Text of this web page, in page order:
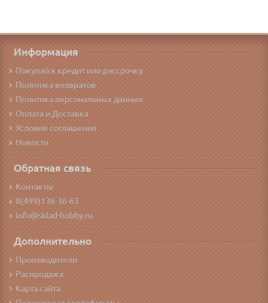
Информация
Покупай в кредит или рассрочку
Политика возвратов
Политика персональных данных
Оплата и Доставка
Условия соглашения
Новости
Обратная связь
Контакты
8(499)136-36-63
info@sklad-hobby.ru
Дополнительно
Производители
Распродажа
Карта сайта